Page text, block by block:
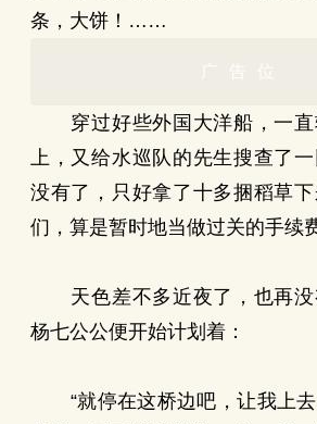
条，大饼！……
广告位
穿过好些外国大洋船，一直
上，又给水巡队的先生搜查了
没有了，只好拿了十多捆稻草
们，算是暂时地当做过关的手续
天色差不多近夜了，也再没
杨七公公便开始计划着：
“就停在这桥边吧，让我上去